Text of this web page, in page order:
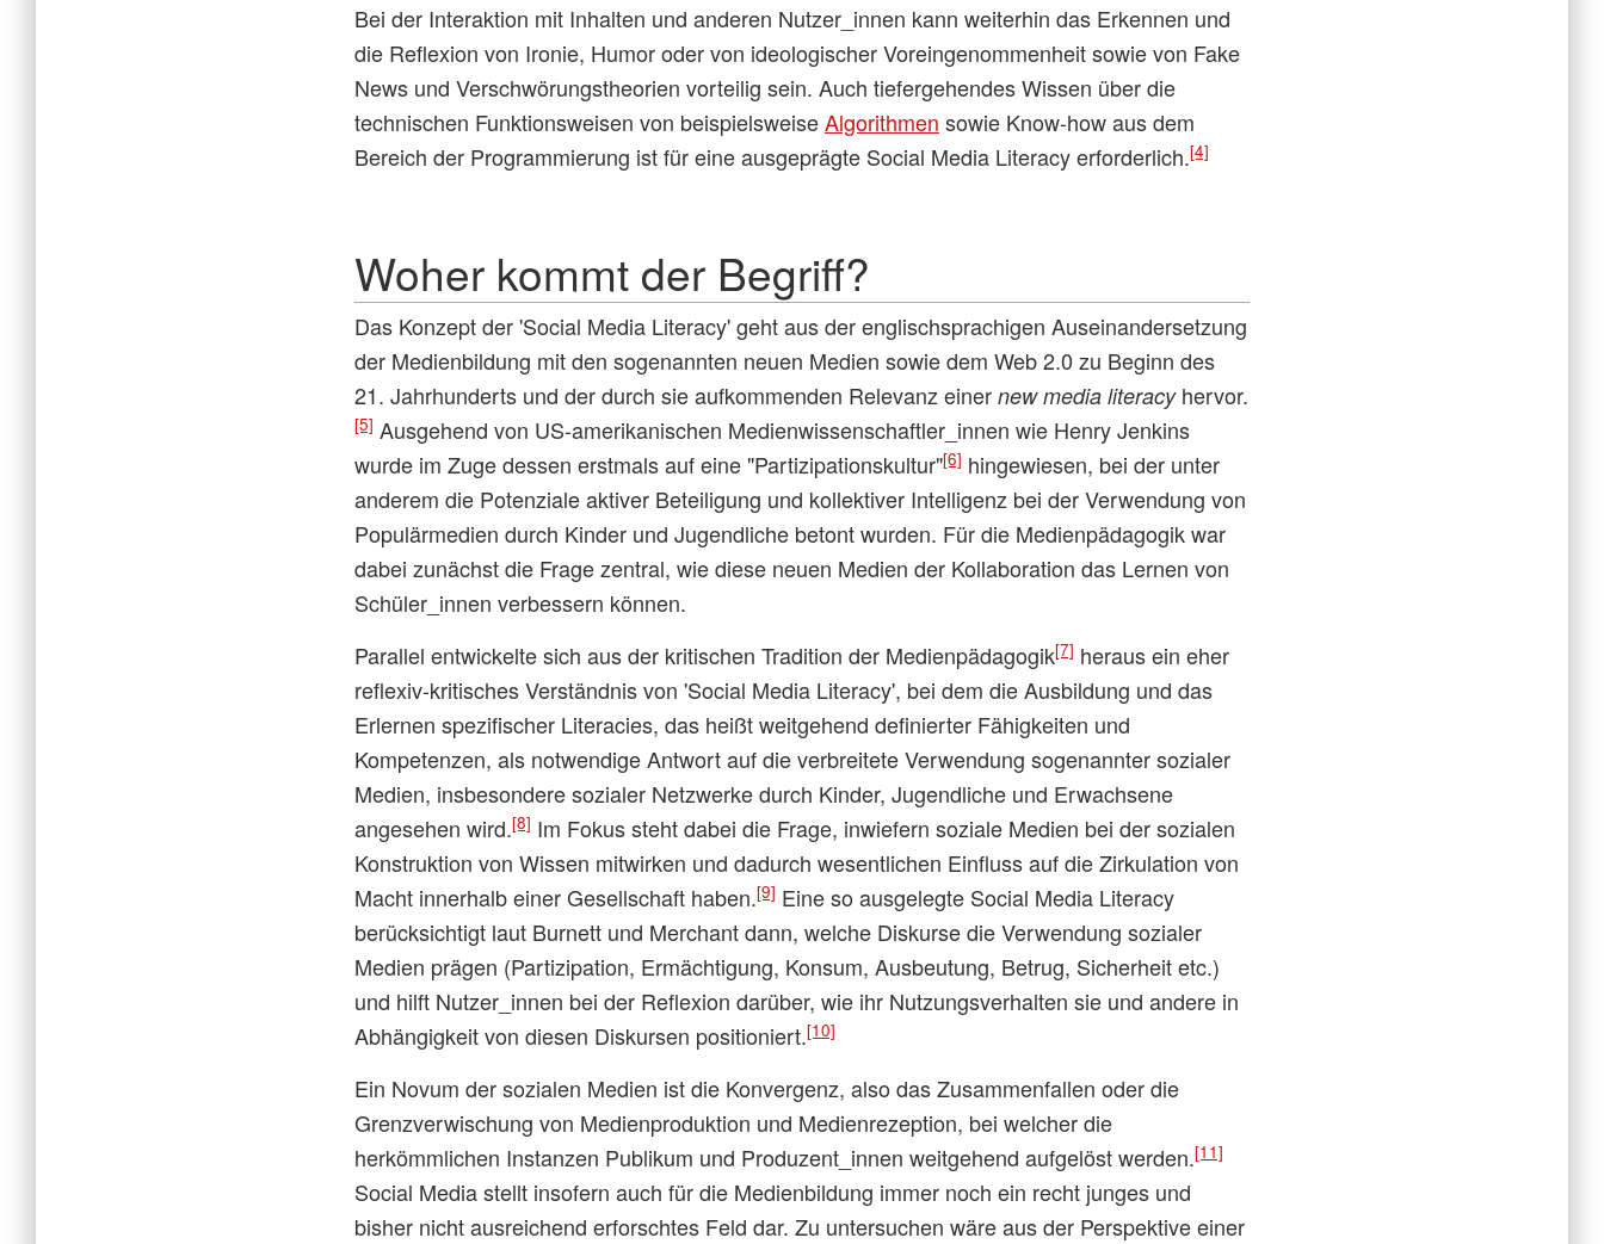
Bei der Interaktion mit Inhalten und anderen Nutzer_innen kann weiterhin das Erkennen und
die Reflexion von Ironie, Humor oder von ideologischer Voreingenommenheit sowie von Fake
News und Verschwörungstheorien vorteilig sein. Auch tiefergehendes Wissen über die
technischen Funktionsweisen von beispielsweiseAlgorithmen sowie Know-how aus dem
Bereich der Programmierung ist für eine ausgeprägte Social Media Literacy erforderlich.[4]
Woher kommt der Begriff?
Das Konzept der 'Social Media Literacy' geht aus der englischsprachigen Auseinandersetzung
der Medienbildung mit den sogenannten neuen Medien sowie dem Web 2.0 zu Beginn des
21. Jahrhunderts und der durch sie aufkommenden Relevanz einer new media literacyhervor.
[5] Ausgehend von US-amerikanischen Medienwissenschaftler_innen wie Henry Jenkins
wurde im Zuge dessen erstmals auf eine "Partizipationskultur"[6] hingewiesen, bei der unter
anderem die Potenziale aktiver Beteiligung und kollektiver Intelligenz bei der Verwendung von
Populärmedien durch Kinder und Jugendliche betont wurden. Für die Medienpädagogik war
dabei zunächst die Frage zentral, wie diese neuen Medien der Kollaboration das Lernen von
Schüler_innen verbessern können.
Parallel entwickelte sich aus der kritischen Tradition der Medienpädagogik[7] heraus ein eher
reflexiv-kritisches Verständnis von 'Social Media Literacy', bei dem die Ausbildung und das
Erlernen spezifischer Literacies, das heißt weitgehend definierter Fähigkeiten und
Kompetenzen, als notwendige Antwort auf die verbreitete Verwendung sogenannter sozialer
Medien, insbesondere sozialer Netzwerke durch Kinder, Jugendliche und Erwachsene
angesehen wird.[8] Im Fokus steht dabei die Frage, inwiefern soziale Medien bei der sozialen
Konstruktion von Wissen mitwirken und dadurch wesentlichen Einfluss auf die Zirkulation von
Macht innerhalb einer Gesellschaft haben.[9] Eine so ausgelegte Social Media Literacy
berücksichtigt laut Burnett und Merchant dann, welche Diskurse die Verwendung sozialer
Medien prägen (Partizipation, Ermächtigung, Konsum, Ausbeutung, Betrug, Sicherheit etc.)
und hilft Nutzer_innen bei der Reflexion darüber, wie ihr Nutzungsverhalten sie und andere in
Abhängigkeit von diesen Diskursen positioniert.[10]
Ein Novum der sozialen Medien ist die Konvergenz, also das Zusammenfallen oder die
Grenzverwischung von Medienproduktion und Medienrezeption, bei welcher die
herkömmlichen Instanzen Publikum und Produzent_innen weitgehend aufgelöst werden.[11]
Social Media stellt insofern auch für die Medienbildung immer noch ein recht junges und
bisher nicht ausreichend erforschtes Feld dar. Zu untersuchen wäre aus der Perspektive einer